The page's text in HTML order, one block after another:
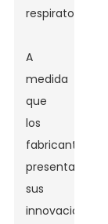
respiratorias.
A
medida
que
los
fabricantes
presentan
sus
innovaciones